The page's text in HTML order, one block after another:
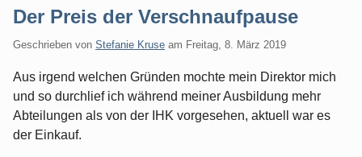
Der Preis der Verschnaufpause
Geschrieben von Stefanie Kruse am Freitag, 8. März 2019
Aus irgend welchen Gründen mochte mein Direktor mich
und so durchlief ich während meiner Ausbildung mehr
Abteilungen als von der IHK vorgesehen, aktuell war es
der Einkauf.